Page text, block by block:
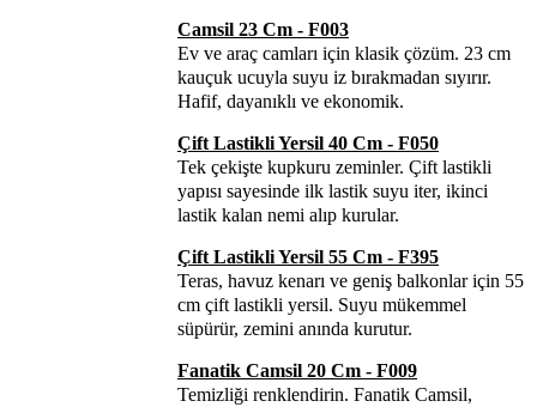
Camsil 23 Cm - F003
Ev ve araç camları için klasik çözüm. 23 cm
kauçuk ucuyla suyu iz bırakmadan sıyırır.
Hafif, dayanıklı ve ekonomik.
Çift Lastikli Yersil 40 Cm - F050
Tek çekişte kupkuru zeminler. Çift lastikli
yapısı sayesinde ilk lastik suyu iter, ikinci
lastik kalan nemi alıp kurular.
Çift Lastikli Yersil 55 Cm - F395
Teras, havuz kenarı ve geniş balkonlar için 55
cm çift lastikli yersil. Suyu mükemmel
süpürür, zemini anında kurutur.
Fanatik Camsil 20 Cm - F009
Temizliği renklendirin. Fanatik Camsil,